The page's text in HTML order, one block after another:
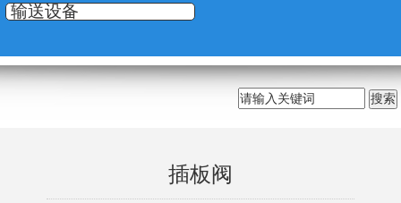
输送设备
插板阀